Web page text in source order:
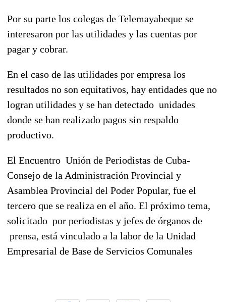
Por su parte los colegas de Telemayabeque se
interesaron por las utilidades y las cuentas por
pagar y cobrar.
En el caso de las utilidades por empresa los
resultados no son equitativos, hay entidades que no
logran utilidades y se han detectado unidades
donde se han realizado pagos sin respaldo
productivo.
El Encuentro Unión de Periodistas de Cuba-
Consejo de la Administración Provincial y
Asamblea Provincial del Poder Popular, fue el
tercero que se realiza en el año. El próximo tema,
solicitado por periodistas y jefes de órganos de
prensa, está vinculado a la labor de la Unidad
Empresarial de Base de Servicios Comunales